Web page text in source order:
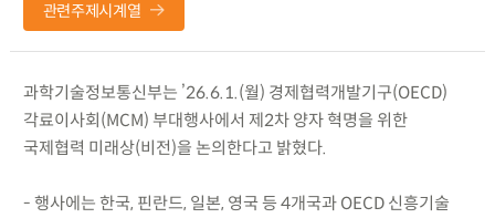
관련주제시계열
과학기술정보통신부는 ’26.6.1.(월) 경제협력개발기구(OECD)
각료이사회(MCM) 부대행사에서 제2차 양자 혁명을 위한
국제협력 미래상(비전)을 논의한다고 밝혔다.
- 행사에는 한국, 핀란드, 일본, 영국 등 4개국과 OECD 신흥기술